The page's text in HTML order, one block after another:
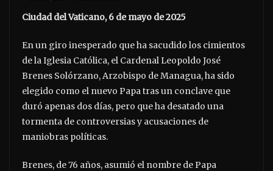
Ciudad del Vaticano, 6 de mayo de 2025
En un giro inesperado que ha sacudido los cimientos
de la Iglesia Católica, el Cardenal Leopoldo José
Brenes Solórzano, Arzobispo de Managua, ha sido
elegido como el nuevo Papa tras un conclave que
duró apenas dos días, pero que ha desatado una
tormenta de controversias y acusaciones de
maniobras políticas.
Brenes, de 76 años, asumió el nombre de Papa